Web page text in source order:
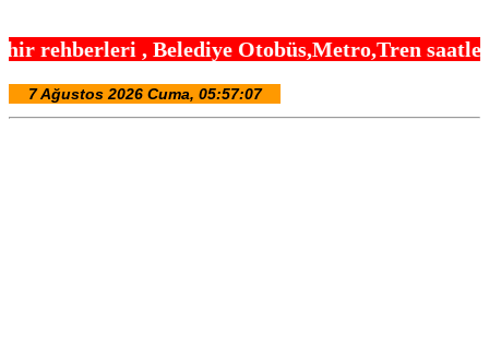
, Belediye Otobüs,Metro,Tren saatleri